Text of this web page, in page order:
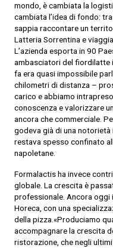
mondo, è cambiata la
cambiata l’idea di fondo:
sappia raccontare un
Latteria Sorrentina e
L’azienda esporta in 90
ambasciatori del fiordilatte
fa era quasi impossibile
chilometri di distanza –
carico e abbiamo
conoscenza e valorizzare
ancora che commerciale.
godeva già di una
restava spesso confinato
napoletane.
Formalactis ha invece
globale. La crescita è
professionale. Ancora oggi
Horeca, con una
della pizza.«Produciamo
accompagnare la crescita
ristorazione, che negli